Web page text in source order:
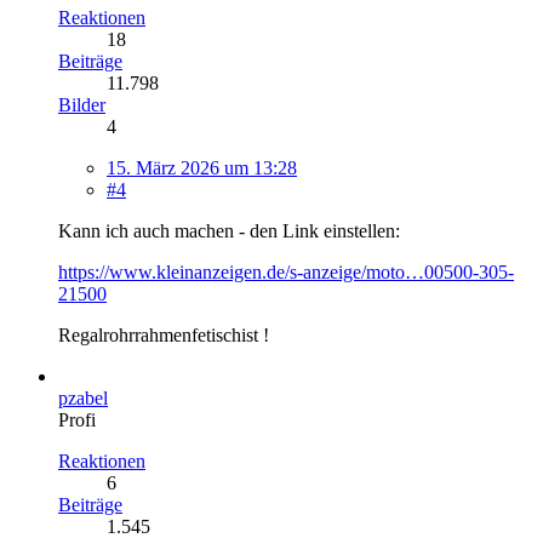
Reaktionen
18
Beiträge
11.798
Bilder
4
15. März 2026 um 13:28
#4
Kann ich auch machen - den Link einstellen:
https://www.kleinanzeigen.de/s-anzeige/moto…00500-305-
21500
Regalrohrrahmenfetischist !
pzabel
Profi
Reaktionen
6
Beiträge
1.545